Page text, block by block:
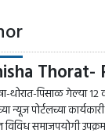
Thorat-
थोरात-पिसाळ गेल्या १२
न्यूज पोर्टलच्या
विविध समाजपयोगी